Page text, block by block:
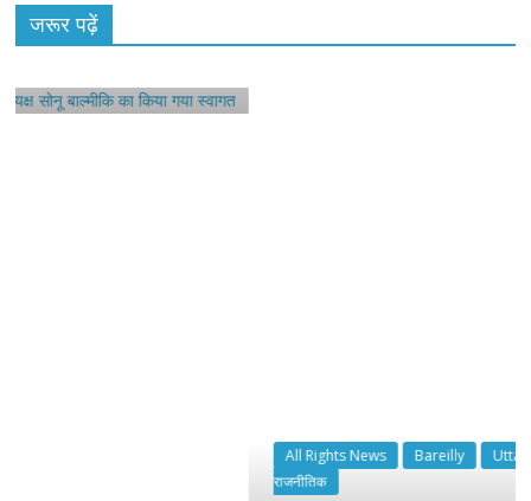
जरूर पढ़ें
Uttar Pradesh राजनीति
हॉट